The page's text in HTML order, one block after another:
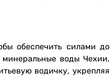
обеспечить силами до
воды Чехии,
водичку, укрепляя